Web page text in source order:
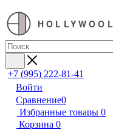
HOLLYWOOL
+7 (995) 222-81-41
Войти
Сравнение0
Избранные товары 0
Корзина 0